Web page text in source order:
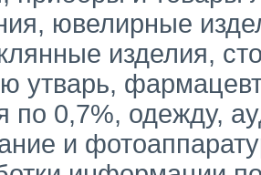
ювелирные
изделия,
утварь,
по 0,7%, одежду,
и